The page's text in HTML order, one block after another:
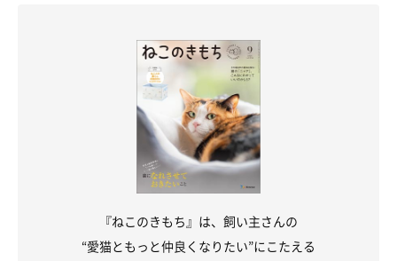
『ねこのきもち』は、飼い主さんの
“愛猫ともっと仲良くなりたい”にこたえる